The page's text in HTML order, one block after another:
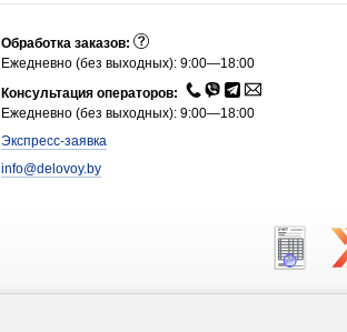
Обработка заказов:
Ежедневно (без выходных): 9:00—18:00
Консультация операторов:
Ежедневно (без выходных): 9:00—18:00
Экспресс-заявка
info@delovoy.by